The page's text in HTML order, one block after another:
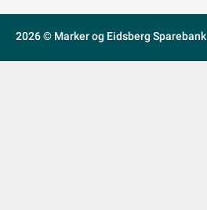
2026 © Marker og Eidsberg Sparebank